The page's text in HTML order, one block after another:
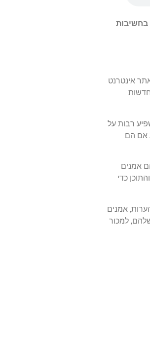
בחשיבות
אינטרנט
רבות על
אם הם
אמנים
כדי
אמנים
למכור